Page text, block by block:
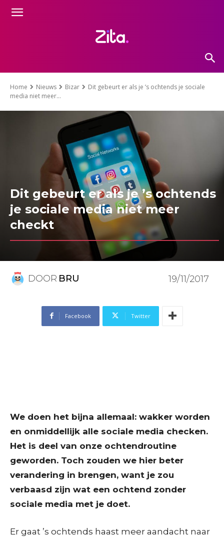
Home Nieuws Bizar
Dit gebeurt er als je ’s ochtends je sociale
media niet meer...
Dit gebeurt er als je ’s ochtends
je sociale media niet meer
checkt
DOOR BRU 19/11/2017
Facebook Twitter
We doen het bijna allemaal: wakker worden
en onmiddellijk alle sociale media checken.
Het is deel van onze ochtendroutine
geworden. Toch zouden we hier beter
verandering in brengen, want je zou
verbaasd zijn wat een ochtend zonder
sociale media met je doet.
Er gaat ’s ochtends haast meer aandacht naar